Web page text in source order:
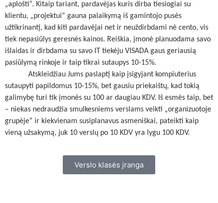
„aplošti“. Kitaip tariant, pardavėjas kuris dirba tiesiogiai su
klientu, „projektui“ gauna palaikymą iš gamintojo pusės
užtikrinantį, kad kiti pardavėjai net ir neuždirbdami nė cento, vis
tiek nepasiūlys geresnės kainos. Reiškia, įmonė planuodama savo
išlaidas ir dirbdama su savo IT tiekėju VISADA gaus geriausią
pasiūlymą rinkoje ir taip tikrai sutaupys 10-15%.
Atskleidžiau Jums paslaptį kaip įsigyjant kompiuterius
sutaupyti papildomus 10-15%, bet gausiu priekaištų, kad tokią
galimybę turi tik įmonės su 100 ar daugiau KDV. Iš esmės taip, bet
– niekas nedraudžia smulkesniems verslams veikti „organizuotoje
grupėje“ ir kiekvienam susiplanavus asmeniškai, pateikti kaip
vieną užsakymą, juk 10 verslų po 10 KDV yra lygu 100 KDV.
Verslo klasės įranga